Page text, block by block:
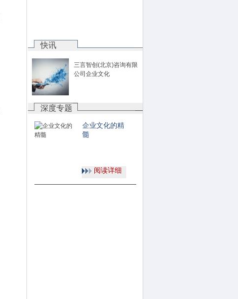
快讯
三言智创(北京)咨询有限
公司企业文化
深度专题
企业文化的精
髓
阅读详细